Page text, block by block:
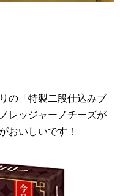
の「特製二段仕込みブ
レッジャーノチーズが
おいしいです！